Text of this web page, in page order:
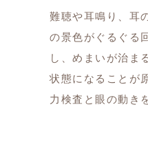
難聴や耳鳴り、耳
の景色がぐるぐる
し、めまいが治ま
状態になることが
力検査と眼の動き